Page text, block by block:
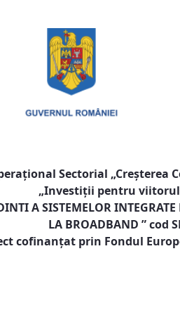
Sectorial „Creşterea
„Investiţii pentru
A SISTEMELOR
LA BROADBAND ” cod
cofinanţat prin Fondul